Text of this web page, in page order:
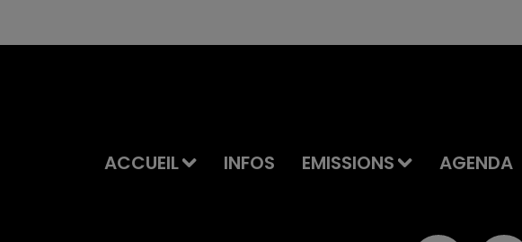
ACCUEIL INFOS EMISSIONS AGENDA